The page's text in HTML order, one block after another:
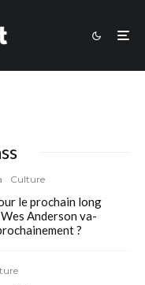
Culture
le prochain long
Anderson va-
?